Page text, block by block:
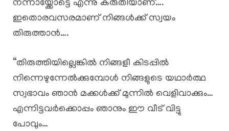
നന്നായ്ക്കോട്ടെ എന്നു കരുതിയാണ്….
ഇതൊരവസരമാണ് നിങ്ങൾക്ക് സ്വയം
തിരുത്താൻ….
“തിരുത്തിയില്ലെങ്കിൽ നിങ്ങളീ കിടപ്പിൽ
നിന്നെഴുന്നേൽക്കുമ്പോൾ നിങ്ങളുടെ യഥാർത്ഥ
സ്വഭാവം ഞാൻ മക്കൾക്ക് മുന്നിൽ വെളിവാക്കും…
എന്നിട്ടവർക്കൊപ്പം ഞാനും ഈ വീട് വിട്ടു
പോവും…